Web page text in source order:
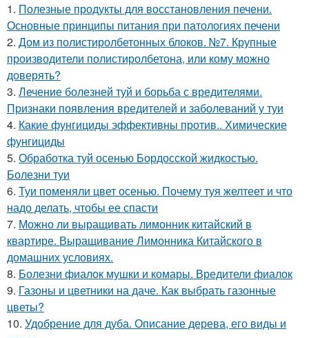
1. Полезные продукты для восстановления печени.
Основные принципы питания при патологиях печени
2. Дом из полистиролбетонных блоков. №7. Крупные
производители полистиролбетона, или кому можно
доверять?
3. Лечение болезней туй и борьба с вредителями.
Признаки появления вредителей и заболеваний у туи
4. Какие фунгициды эффективны против.. Химические
фунгициды
5. Обработка туй осенью Бордосской жидкостью.
Болезни туи
6. Туи поменяли цвет осенью. Почему туя желтеет и что
надо делать, чтобы ее спасти
7. Можно ли выращивать лимонник китайский в
квартире. Выращивание Лимонника Китайского в
домашних условиях.
8. Болезни фиалок мушки и комары. Вредители фиалок
9. Газоны и цветники на даче. Как выбрать газонные
цветы?
10. Удобрение для дуба. Описание дерева, его виды и